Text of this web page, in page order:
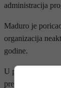
administracija
Maduro je
organizacija
godine.
U petak je Tramp
predoziranja s